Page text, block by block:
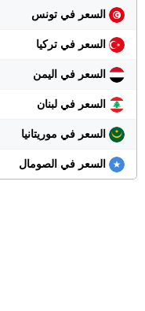
السعر في تونس
السعر في تركيا
السعر في اليمن
السعر في لبنان
السعر في موريتانيا
السعر في الصومال